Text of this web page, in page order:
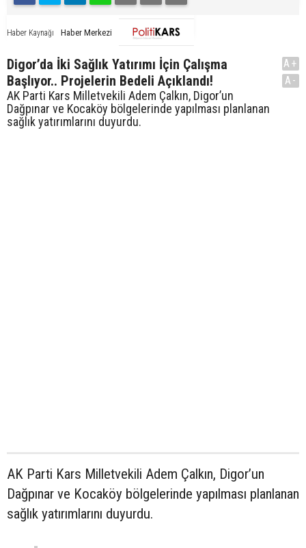
Haber Kaynağı Haber Merkezi
Digor’da İki Sağlık Yatırımı İçin Çalışma
Başlıyor.. Projelerin Bedeli Açıklandı!
AK Parti Kars Milletvekili Adem Çalkın, Digor’un
Dağpınar ve Kocaköy bölgelerinde yapılması planlanan
sağlık yatırımlarını duyurdu.
A+
A-
AK Parti Kars Milletvekili Adem Çalkın, Digor’un
Dağpınar ve Kocaköy bölgelerinde yapılması planlanan
sağlık yatırımlarını duyurdu.